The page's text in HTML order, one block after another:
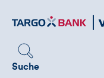
zum
Suche